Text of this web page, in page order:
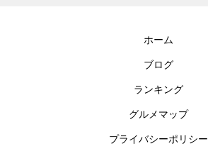
ホーム
ブログ
ランキング
グルメマップ
プライバシーポリシー